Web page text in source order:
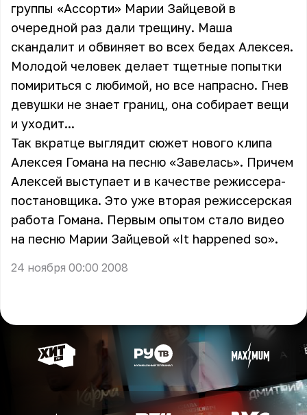
группы «Ассорти» Марии Зайцевой в
очередной раз дали трещину. Маша
скандалит и обвиняет во всех бедах Алексея.
Молодой человек делает тщетные попытки
помириться с любимой, но все напрасно. Гнев
девушки не знает границ, она собирает вещи
и уходит...
Так вкратце выглядит сюжет нового клипа
Алексея Гомана на песню «Завелась». Причем
Алексей выступает и в качестве режиссера-
постановщика. Это уже вторая режиссерская
работа Гомана. Первым опытом стало видео
на песню Марии Зайцевой «It happened so».
24 ноября 00:00 2008